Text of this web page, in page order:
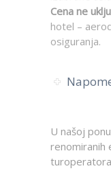
Cena ne
hotel –
osiguranja.
U našoj
renomiranih